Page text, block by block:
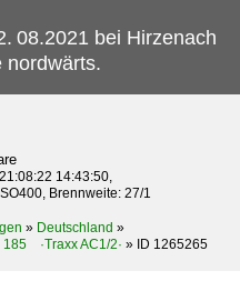
08.2021 bei Hirzenach
nordwärts.
14:43:50,
Brennweite: 27/1
» Deutschland »
·Traxx AC1/2· » ID 1265265